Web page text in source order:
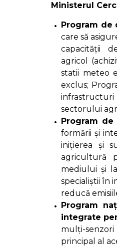
Ministerul
Program
care să
capacității
agricol
statii meteo
exclus;
sectorului
Program
formării și
inițierea și
agricultură
mediului și
specialiștii în
reducă
Program
integrate
mulți-senzori
principal al